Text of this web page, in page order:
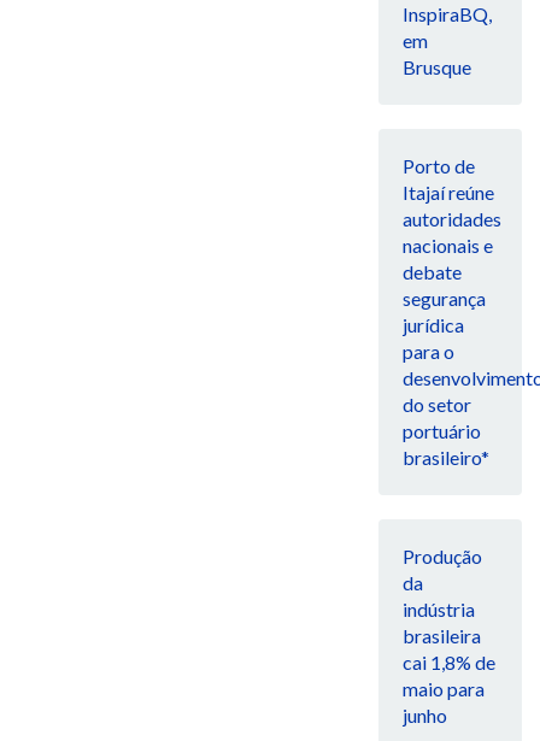
InspiraBQ,
em
Brusque
Porto de
Itajaí reúne
autoridades
nacionais e
debate
segurança
jurídica
para o
do setor
portuário
brasileiro*
Produção
da
indústria
brasileira
cai 1,8% de
maio para
junho